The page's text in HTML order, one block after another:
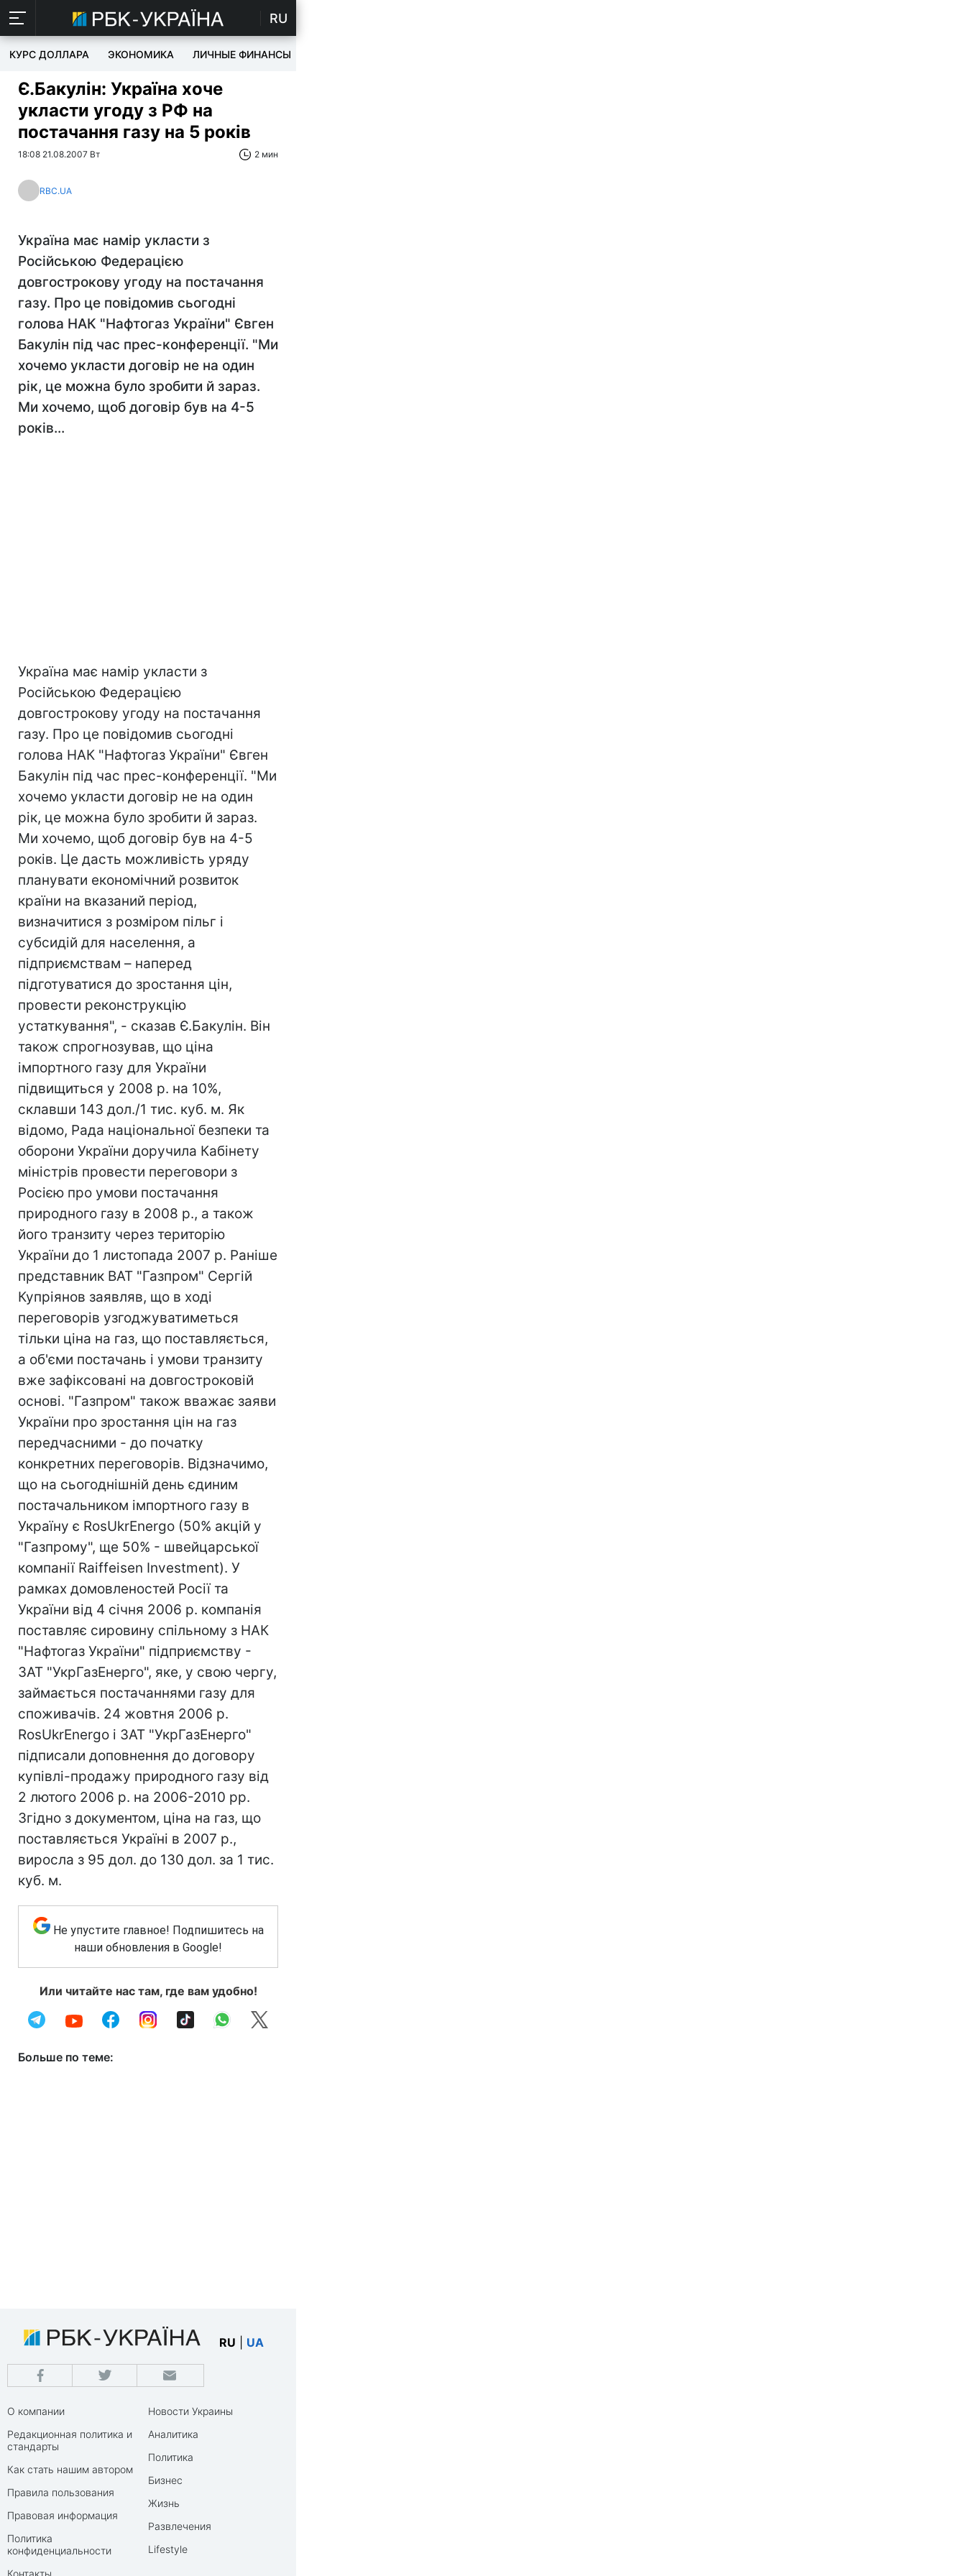
RU
КУРС ДОЛЛАРА ЭКОНОМИКА ЛИЧНЫЕ ФИНАНСЫ
Є.Бакулін: Україна хоче
укласти угоду з РФ на
постачання газу на 5 років
18:08 21.08.2007 Вт 2 мин
RBC.UA
Україна має намір укласти з
Російською Федерацією
довгострокову угоду на постачання
газу. Про це повідомив сьогодні
голова НАК "Нафтогаз України" Євген
Бакулін під час прес-конференції. "Ми
хочемо укласти договір не на один
рік, це можна було зробити й зараз.
Ми хочемо, щоб договір був на 4-5
років...
Україна має намір укласти з
Російською Федерацією
довгострокову угоду на постачання
газу. Про це повідомив сьогодні
голова НАК "Нафтогаз України" Євген
Бакулін під час прес-конференції. "Ми
хочемо укласти договір не на один
рік, це можна було зробити й зараз.
Ми хочемо, щоб договір був на 4-5
років. Це дасть можливість уряду
планувати економічний розвиток
країни на вказаний період,
визначитися з розміром пільг і
субсидій для населення, а
підприємствам – наперед
підготуватися до зростання цін,
провести реконструкцію
устаткування", - сказав Є.Бакулін. Він
також спрогнозував, що ціна
імпортного газу для України
підвищиться у 2008 р. на 10%,
склавши 143 дол./1 тис. куб. м. Як
відомо, Рада національної безпеки та
оборони України доручила Кабінету
міністрів провести переговори з
Росією про умови постачання
природного газу в 2008 р., а також
його транзиту через територію
України до 1 листопада 2007 р. Раніше
представник ВАТ "Газпром" Сергій
Купріянов заявляв, що в ході
переговорів узгоджуватиметься
тільки ціна на газ, що поставляється,
а об'єми постачань і умови транзиту
вже зафіксовані на довгостроковій
основі. "Газпром" також вважає заяви
України про зростання цін на газ
передчасними - до початку
конкретних переговорів. Відзначимо,
що на сьогоднішній день єдиним
постачальником імпортного газу в
Україну є RosUkrEnergo (50% акцій у
"Газпрому", ще 50% - швейцарської
компанії Raiffeisen Investment). У
рамках домовленостей Росії та
України від 4 січня 2006 р. компанія
поставляє сировину спільному з НАК
"Нафтогаз України" підприємству -
ЗАТ "УкрГазЕнерго", яке, у свою чергу,
займається постачаннями газу для
споживачів. 24 жовтня 2006 р.
RosUkrEnergo і ЗАТ "УкрГазЕнерго"
підписали доповнення до договору
купівлі-продажу природного газу від
2 лютого 2006 р. на 2006-2010 рр.
Згідно з документом, ціна на газ, що
поставляється Україні в 2007 р.,
виросла з 95 дол. до 130 дол. за 1 тис.
куб. м.
Не упустите главное! Подпишитесь на
наши обновления в Google!
Или читайте нас там, где вам удобно!
Больше по теме:
RU UA
О компании
Редакционная политика и
стандарты
Как стать нашим автором
Правила пользования
Правовая информация
Политика
конфиденциальности
Контакты
Новости Украины
Аналитика
Политика
Бизнес
Жизнь
Развлечения
Lifestyle